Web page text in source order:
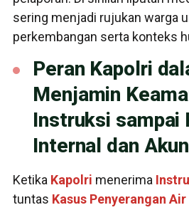
sering menjadi rujukan warga
perkembangan serta konteks
Peran Kapolri
Menjamin
Instruksi sampai
Internal dan
Ketika Kapolri menerima
tuntas Kasus Penyerangan Air